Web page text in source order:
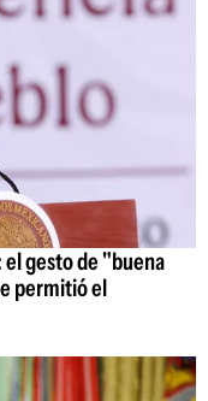
gesto de "buena
permitió el